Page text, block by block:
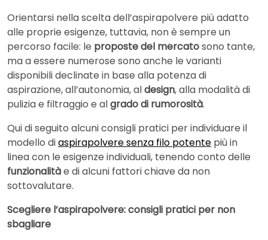
Orientarsi nella scelta dell’aspirapolvere più adatto
alle proprie esigenze, tuttavia, non è sempre un
percorso facile: le proposte del mercatosono tante,
ma a essere numerose sono anche le varianti
disponibili declinate in base alla potenza di
aspirazione, all’autonomia, aldesign, alla modalità di
pulizia e filtraggio e algrado di rumorosità.
Qui di seguito alcuni consigli pratici per individuare il
modello diaspirapolvere senza filo potente più in
linea con le esigenze individuali, tenendo conto delle
funzionalitàe di alcuni fattori chiave da non
sottovalutare.
Scegliere l’aspirapolvere: consigli pratici per non
sbagliare